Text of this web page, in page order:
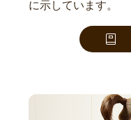
に示しています。